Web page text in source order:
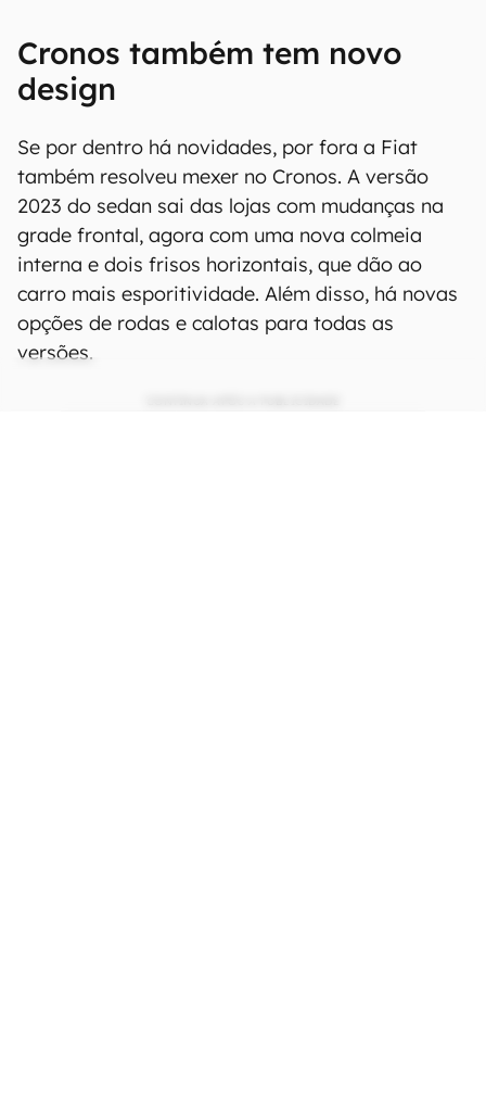
Cronos também tem novo
design
Se por dentro há novidades, por fora a Fiat
também resolveu mexer no Cronos. A versão
2023 do sedan sai das lojas com mudanças na
grade frontal, agora com uma nova colmeia
interna e dois frisos horizontais, que dão ao
carro mais esporitividade. Além disso, há novas
opções de rodas e calotas para todas as
versões.